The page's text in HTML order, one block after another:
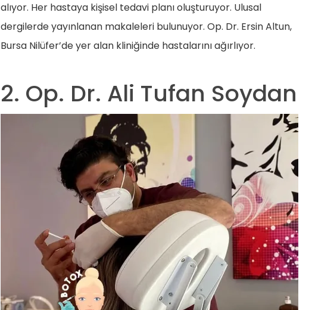
alıyor. Her hastaya kişisel tedavi planı oluşturuyor. Ulusal
dergilerde yayınlanan makaleleri bulunuyor. Op. Dr. Ersin Altun,
Bursa Nilüfer’de yer alan kliniğinde hastalarını ağırlıyor.
2. Op. Dr. Ali Tufan Soydan